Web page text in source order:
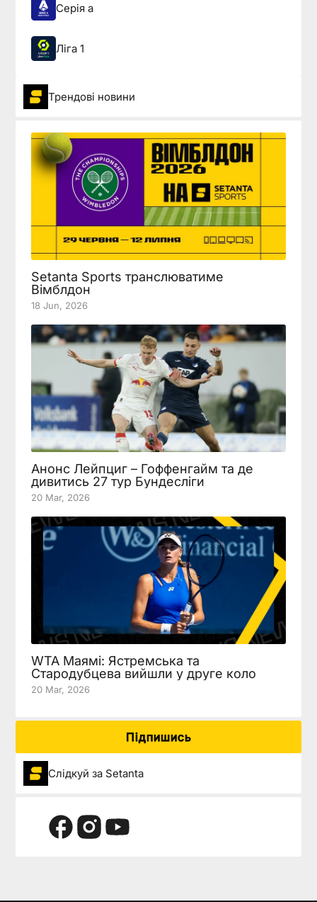
Серія а
Ліга 1
Трендові новини
Setanta Sports транслюватиме
Вімблдон
18 Jun, 2026
Анонс Лейпциг – Гоффенгайм та де
дивитись 27 тур Бундесліги
20 Mar, 2026
WTA Маямі: Ястремська та
Стародубцева вийшли у друге коло
20 Mar, 2026
Підпишись
Слідкуй за Setanta